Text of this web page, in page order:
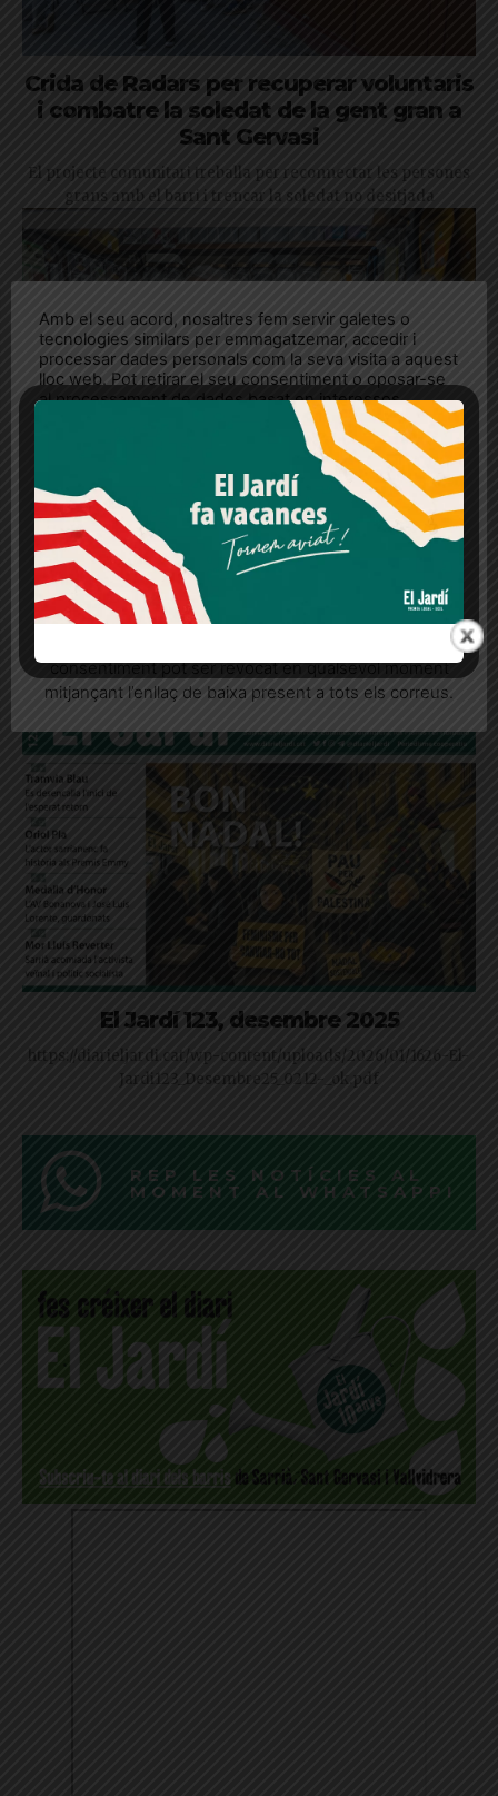
Crida de Radars per recuperar voluntaris
i combatre la soledat de la gent gran a
Sant Gervasi
El projecte comunitari treballa per reconnectar les persones
grans amb el barri i trencar la soledat no desitjada
La Drogueria Rovira de Galvany suma un
prestigiós premi internacional
El guardó nacional dels Global Innovation Awards és l'últim
d'una llarga llista de reconeixements per a l'emblemàtic
establiment
El Jardí 123, desembre 2025
https://diarieljardi.cat/wp-content/uploads/2026/01/1626-El-
Jardi123_Desembre25_0212-_ok.pdf
REP LES NOTÍCIES AL
MOMENT AL WHATSAPP!
Amb el seu acord, nosaltres fem servir galetes o
tecnologies similars per emmagatzemar, accedir i
processar dades personals com la seva visita a aquest
lloc web. Pot retirar el seu consentiment o oposar-se
al processament de dades basat en interessos
legítims en qualsevol moment fent clic a "Ajustos de
cookies" o a la nostra Política de privacitat en aquest
lloc web. Si cliques "acceptar" dones el teu
Més informació Acceptar Rebutjar tot
Quan l’usuari crea un compte al Diari el Jardí, dona el
seu consentiment explícit per rebre comunicacions
consentiment pot ser revocat en qualsevol moment
mitjançant l’enllaç de baixa present a tots els correus.